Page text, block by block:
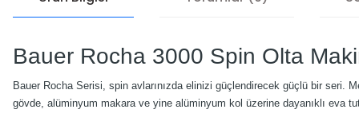
Bauer Rocha 3000 Spin Olta
Bauer Rocha Serisi, spin avlarınızda elinizi güçlendirecek güçlü bir seri.
gövde, alüminyum makara ve yine alüminyum kol üzerine dayanıklı eva